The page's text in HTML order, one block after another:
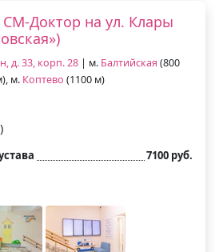
СМ-Доктор на ул. Клары
д. 33, корп. 28 | м. Балтийская (800
м. Коптево (1100 м)
7100 руб.